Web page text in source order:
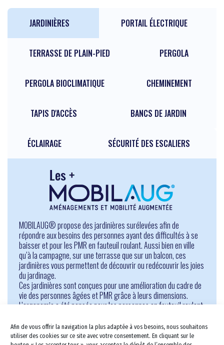
Afin de vous offrir la navigation la plus adaptée à vos besoins, nous souhaitons
utiliser des cookies sur ce site avec votre consentement. En cliquant sur le
JARDINIÈRES PORTAIL ÉLECTRIQUE
TERRASSE DE PLAIN-PIED PERGOLA
PERGOLA BIOCLIMATIQUE CHEMINEMENT
TAPIS D'ACCÈS BANCS DE JARDIN
ÉCLAIRAGE SÉCURITÉ DES ESCALIERS
MOBILAUG® propose des jardinières surélevées afin de
répondre aux besoins des personnes ayant des difficultés à se
baisser et pour les PMR en fauteuil roulant. Aussi bien en ville
qu’à la campagne, sur une terrasse que sur un balcon, ces
jardinières vous permettent de découvrir ou redécouvrir les joies
du jardinage.
Ces jardinières sont conçues pour une amélioration du cadre de
vie des personnes âgées et PMR grâce à leurs dimensions.
L’ergonomie a été pensée pour les personnes en fauteuil roulant,
vos besoins et du profil des utilisateurs.
Travaux pour Tous
Salle de bains PMR
Douche PMR
Douche à l’italienne PMR
Douche Siège PMR
Baignoire combinée PMR
Salle de bains Sénior
Douche Sénior
Douche à l’italienne sénior
Lavabo et vasque Sénior
Barres d’appui
Aménagement de tout le
Cuisine PMR
Escalier Déplacement